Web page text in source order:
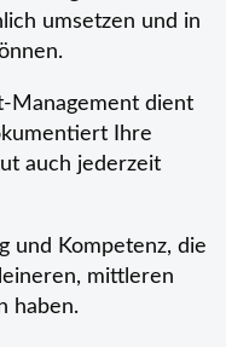
umsetzen und in
Management dient
Ihre
auch jederzeit
und Kompetenz, die
mittleren
haben.